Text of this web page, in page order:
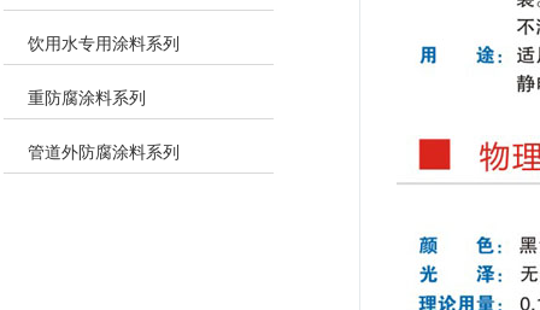
饮用水专用涂料系列
重防腐涂料系列
管道外防腐涂料系列